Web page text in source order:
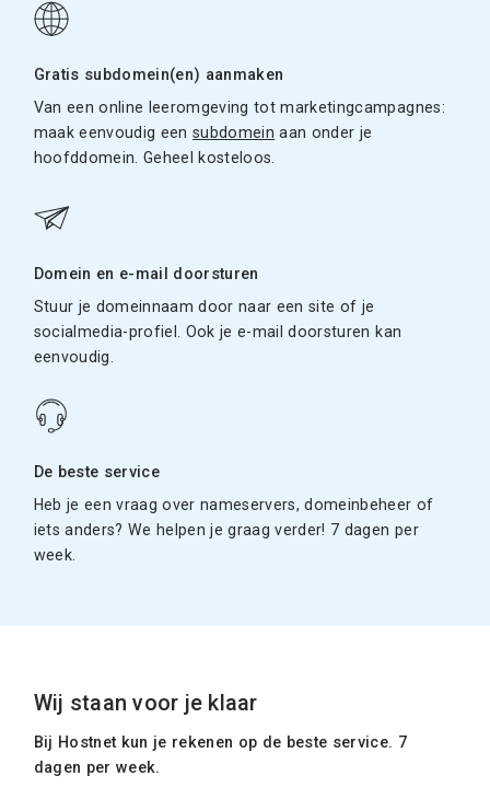
Gratis subdomein(en) aanmaken
Van een online leeromgeving tot marketingcampagnes:
maak eenvoudig eensubdomein aan onder je
hoofddomein. Geheel kosteloos.
Domein en e-mail doorsturen
Stuur je domeinnaam door naar een site of je
socialmedia-profiel. Ook je e-mail doorsturen kan
eenvoudig.
De beste service
Heb je een vraag over nameservers, domeinbeheer of
iets anders? We helpen je graag verder! 7 dagen per
week.
Wij staan voor je klaar
Bij Hostnet kun je rekenen op de beste service. 7
dagen per week.